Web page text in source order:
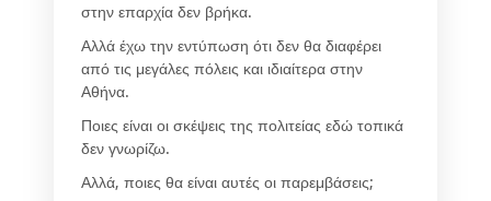
στην επαρχία δεν βρήκα.
Αλλά έχω την εντύπωση ότι δεν θα διαφέρει
από τις μεγάλες πόλεις και ιδιαίτερα στην
Αθήνα.
Ποιες είναι οι σκέψεις της πολιτείας εδώ τοπικά
δεν γνωρίζω.
Αλλά, ποιες θα είναι αυτές οι παρεμβάσεις;